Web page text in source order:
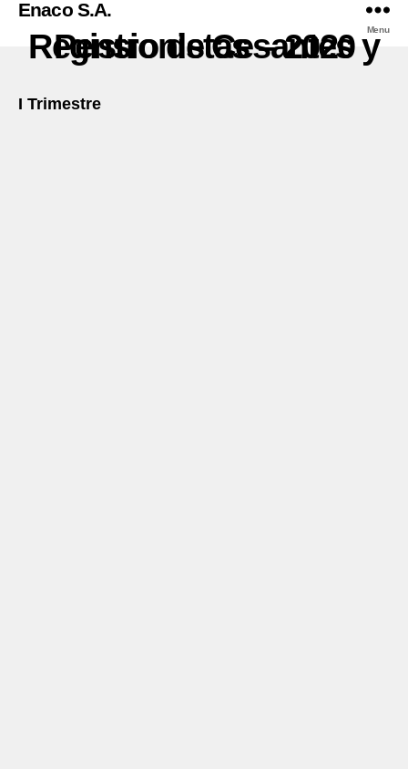
Enaco S.A.
Menu
Registro de Cesantes y Pensionistas – 2020
I Trimestre